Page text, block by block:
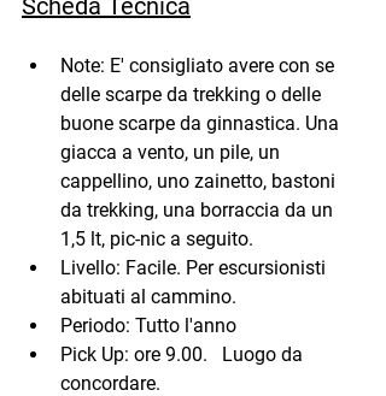
Scheda Tecnica
Note: E' consigliato avere con se
delle scarpe da trekking o delle
buone scarpe da ginnastica. Una
giacca a vento, un pile, un
cappellino, uno zainetto, bastoni
da trekking, una borraccia da un
1,5 lt, pic-nic a seguito.
Livello: Facile. Per escursionisti
abituati al cammino.
Periodo: Tutto l'anno
Pick Up: ore 9.00. Luogo da
concordare.